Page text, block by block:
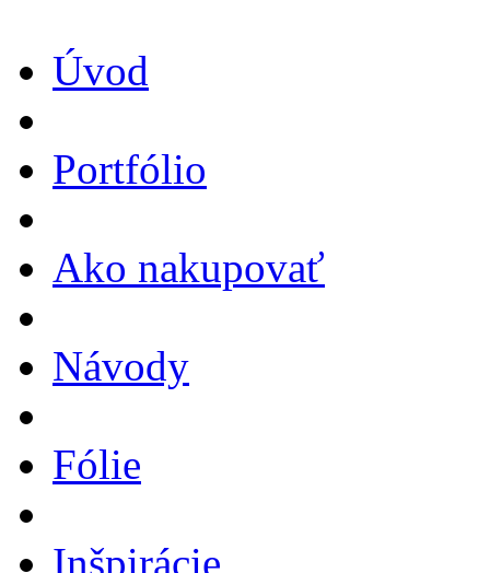
Úvod
Portfólio
Ako nakupovať
Návody
Fólie
Inšpirácie